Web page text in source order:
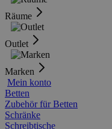
Räume
Outlet
Marken
Mein konto
Betten
Zubehör für Betten
Schränke
Schreibtische